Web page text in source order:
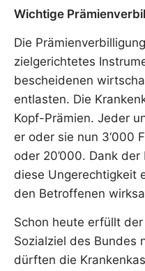
Wichtige
Die
zielgerichtetes
bescheidenen
entlasten. Die
Kopf-Prämien. Jeder
er oder sie nun 3‘000
oder 20’000. Dank
diese Ungerechtigkeit
den Betroffenen
Schon heute erfüllt
Sozialziel des Bundes
dürften die